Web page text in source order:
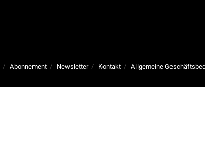
Abonnement Newsletter Kontakt Allgemeine